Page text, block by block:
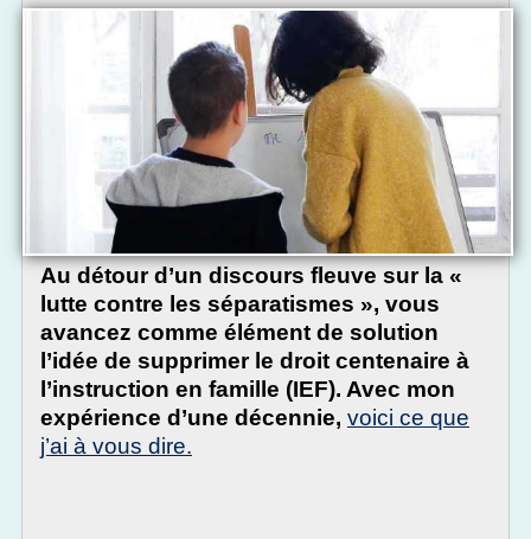
Au détour d’un discours fleuve sur la «
lutte contre les séparatismes », vous
avancez comme élément de solution
l’idée de supprimer le droit centenaire à
l’instruction en famille (IEF). Avec mon
expérience d’une décennie, voici ce que
j’ai à vous dire.